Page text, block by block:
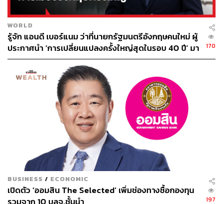
WORLD
รู้จัก แอนดี เบอร์แนม ว่าที่นายกรัฐมนตรีอังกฤษคนใหม่ ผู้
ประกาศนำ ‘การเปลี่ยนแปลงครั้งใหญ่สุดในรอบ 40 ปี’ มา
สู่การเมืองอังกฤษ
170
BUSINESS / ECONOMIC
เปิดตัว ‘ออมสิน The Selected’ เพิ่มช่องทางซื้อกองทุน
197